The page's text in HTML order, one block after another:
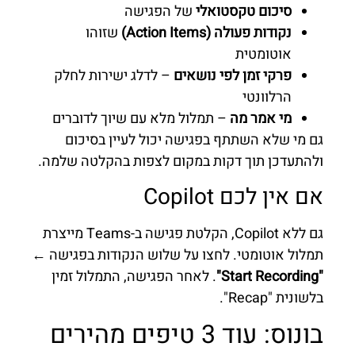
סיכום טקסטואלישל הפגישה
נקודות פעולה (Action Items)
שזוהו
אוטומטית
פרקי זמן לפי נושאים – לדלג ישירות לחלק
הרלוונטי
מי אמר מה – תמלול מלא עם שיוך לדוברים
גם מי שלא השתתף בפגישה יכול לעיין בסיכום
ולהתעדכן תוך דקות במקום לצפות בהקלטה שלמה.
אם אין לכם Copilot
גם ללא Copilot, הקלטת פגישה ב-Teams מייצרת
תמלול אוטומטי. לחצו על שלוש הנקודות בפגישה ←
"Start Recording"
. לאחר הפגישה, התמלול זמין
בלשונית "Recap".
בונוס: עוד 3 טיפים מהירים